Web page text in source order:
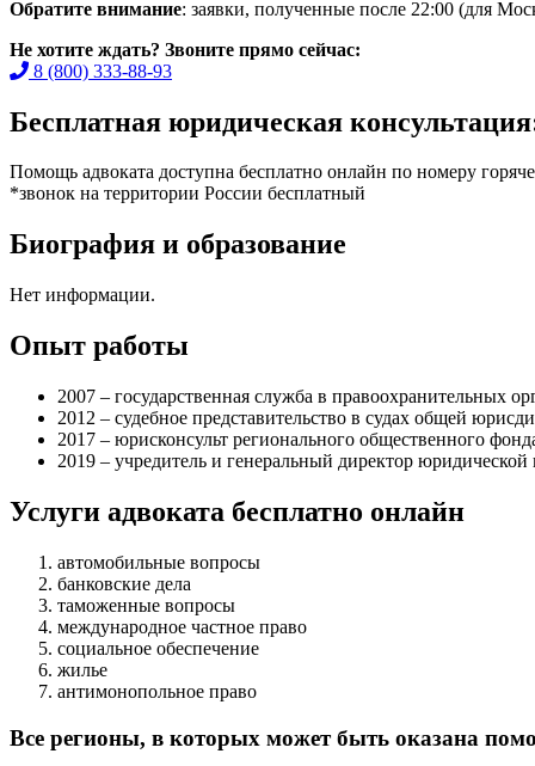
Обратите внимание: заявки, полученные после 22:00 (для
Не хотите ждать? Звоните прямо сейчас:
8 (800) 333-88-93
Бесплатная юридическая
Помощь адвоката доступна бесплатно онлайн по номеру
*звонок на территории России бесплатный
Биография и образование
Нет информации.
Опыт работы
2007 – государственная служба в правоохранительных
2012 – судебное представительство в судах общей
2017 – юрисконсульт регионального общественного
2019 – учредитель и генеральный директор
Услуги адвоката бесплатно онлайн
автомобильные вопросы
банковские дела
таможенные вопросы
международное частное право
социальное обеспечение
жилье
антимонопольное право
Все регионы, в которых может быть оказана